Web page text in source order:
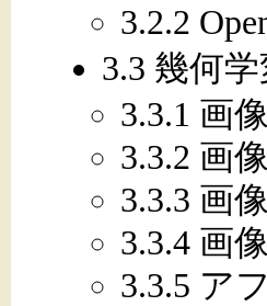
3.2.2
3.3 幾何
3.3.1 画
3.3.2 画
3.3.3 画
3.3.4 画
3.3.5 ア